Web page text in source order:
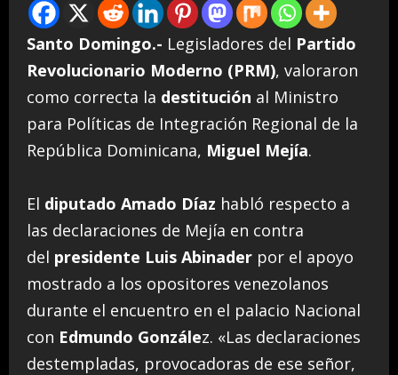
Santo Domingo.- Legisladores del Partido
Revolucionario Moderno (PRM), valoraron
como correcta la destitución al Ministro
para Políticas de Integración Regional de la
República Dominicana, Miguel Mejía.
El diputado Amado Díaz habló respecto a
las declaraciones de Mejía en contra
del presidente Luis Abinader por el apoyo
mostrado a los opositores venezolanos
durante el encuentro en el palacio Nacional
con Edmundo González. «Las declaraciones
destempladas, provocadoras de ese señor,